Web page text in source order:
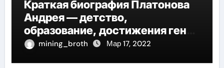
Краткая биография Платонова
Андрея — детство,
образование, достижения гения
русской литературы
mining_broth Мар 17, 2022